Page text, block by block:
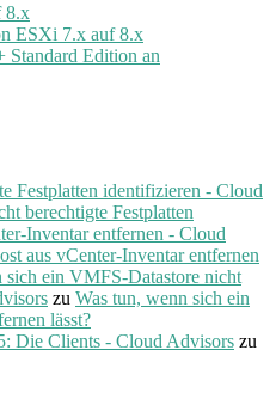
8.x
ESXi 7.x auf 8.x
Edition an
Festplatten identifizieren - Cloud
berechtigte Festplatten
Inventar entfernen - Cloud
aus vCenter-Inventar entfernen
ein VMFS-Datastore nicht
zu Was tun, wenn sich ein
lässt?
Die Clients - Cloud Advisors zu